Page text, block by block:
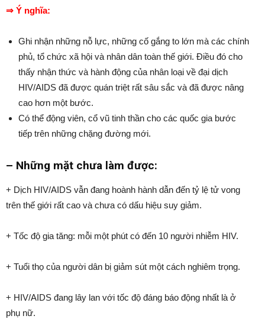
⇒ Ý nghĩa:
Ghi nhận những nỗ lực, những cố gắng to lớn mà các chính
phủ, tổ chức xã hội và nhân dân toàn thế giới. Điều đó cho
thấy nhận thức và hành động của nhân loại về đại dịch
HIV/AIDS đã được quán triệt rất sâu sắc và đã được nâng
cao hơn một bước.
Có thể động viên, cổ vũ tinh thần cho các quốc gia bước
tiếp trên những chặng đường mới.
– Những mặt chưa làm được:
+ Dịch HIV/AIDS vẫn đang hoành hành dẫn đến tỷ lệ tử vong
trên thế giới rất cao và chưa có dấu hiệu suy giảm.
+ Tốc độ gia tăng: mỗi một phút có đến 10 người nhiễm HIV.
+ Tuổi thọ của người dân bị giảm sút một cách nghiêm trọng.
+ HIV/AIDS đang lây lan với tốc độ đáng báo động nhất là ở
phụ nữ.